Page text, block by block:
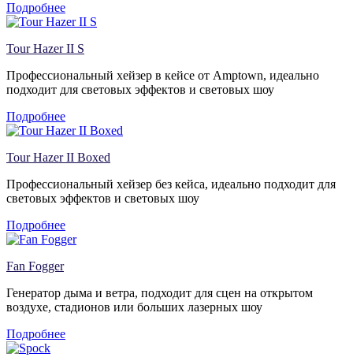
Подробнее
Tour Hazer II S
Профессиональный хейзер в кейсе от Amptown, идеально
подходит для световых эффектов и световых шоу
Подробнее
Tour Hazer II Boxed
Профессиональный хейзер без кейса, идеально подходит для
световых эффектов и световых шоу
Подробнее
Fan Fogger
Генератор дыма и ветра, подходит для сцен на открытом
воздухе, стадионов или больших лазерных шоу
Подробнее